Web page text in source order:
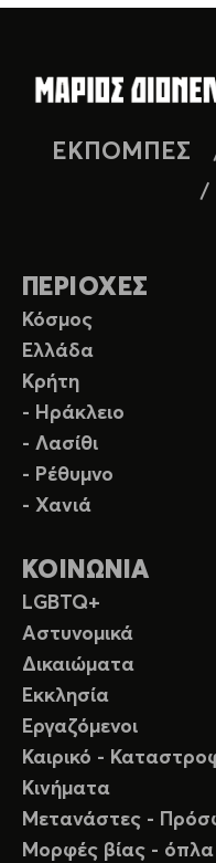
ΕΚΠΟΜΠΕΣ
ΠΕΡΙΟΧΕΣ
Κόσμος
Ελλάδα
Κρήτη
- Ηράκλειο
- Λασίθι
- Ρέθυμνο
- Χανιά
ΚΟΙΝΩΝΙΑ
LGBTQ+
Αστυνομικά
Δικαιώματα
Εκκλησία
Εργαζόμενοι
Καιρικό -
Κινήματα
Μετανάστες -
Μορφές βίας - όπλα